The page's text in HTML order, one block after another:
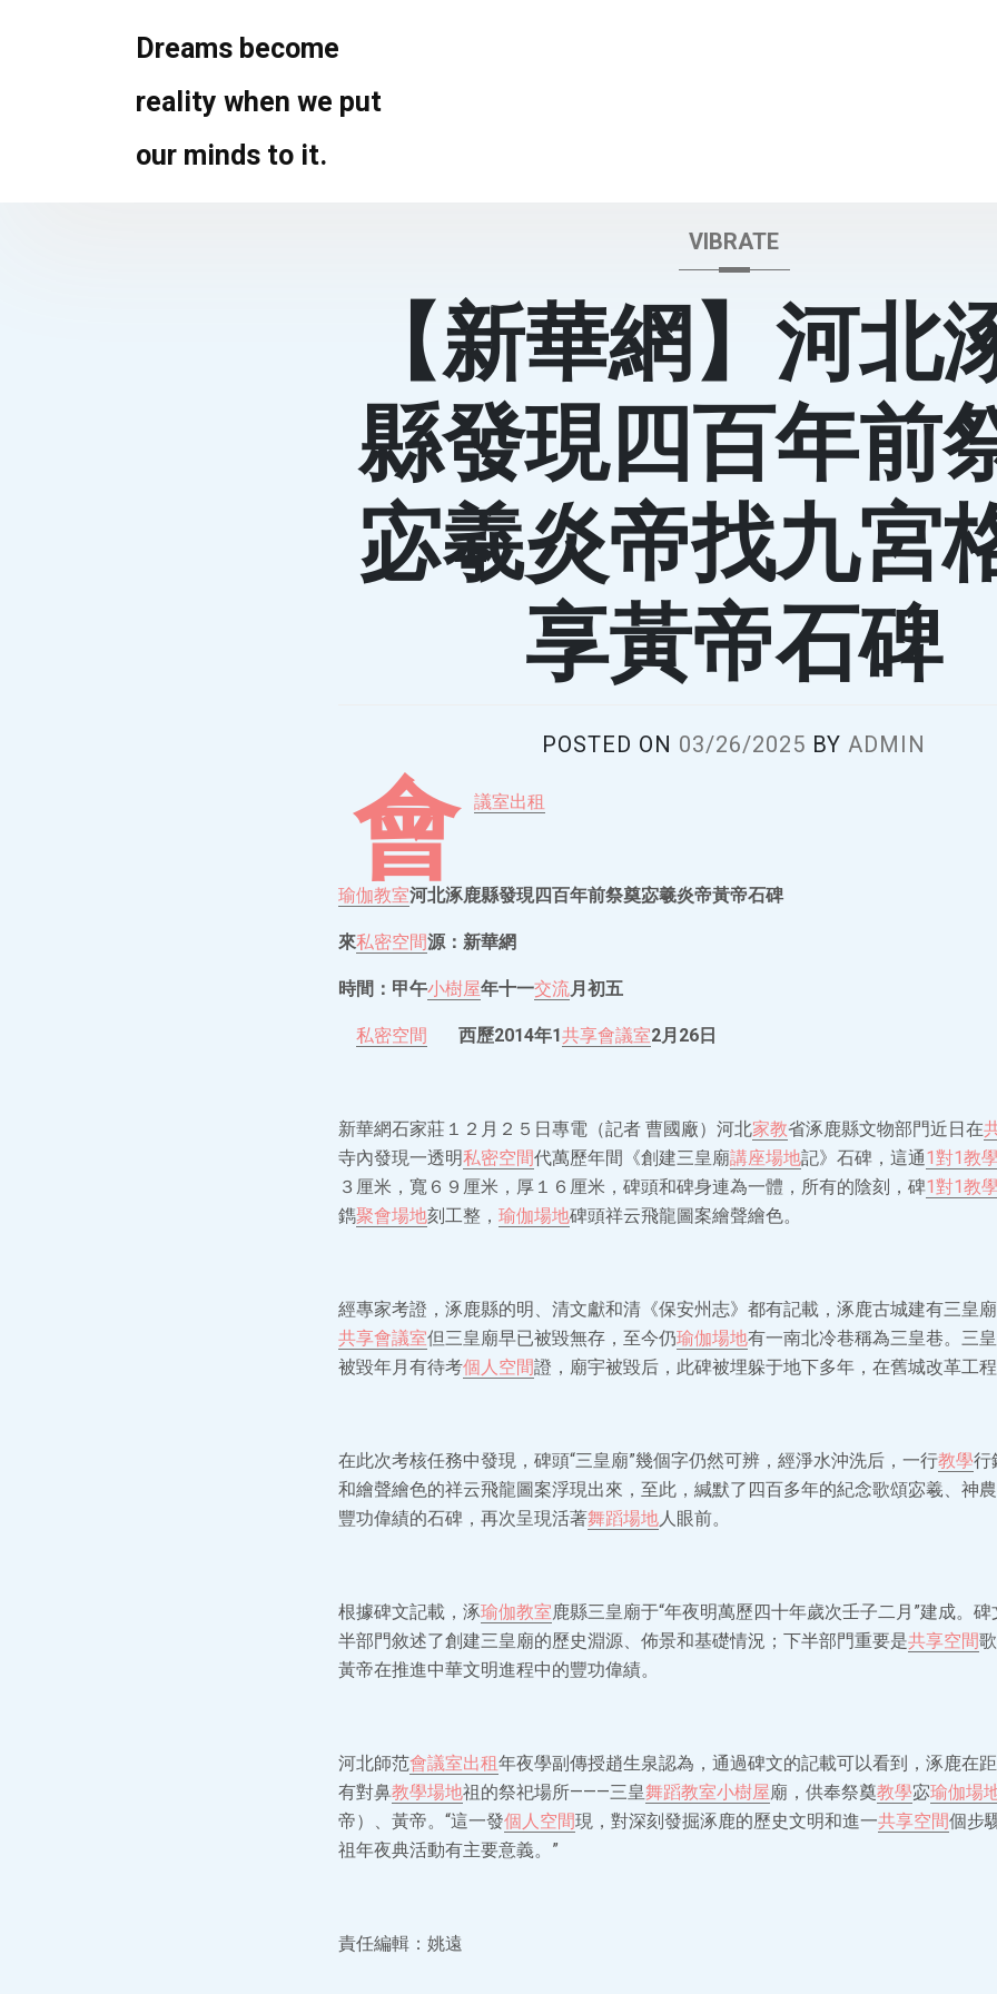
Dreams become
reality when we put
our minds to it.
VIBRATE
【新華網】河北
縣發現四百年前
宓羲炎帝找九宮
享黃帝石碑
POSTED ON 03/26/2025 BY ADMIN
會 議室出租
瑜伽教室河北涿鹿縣發現四百年前祭奠宓羲炎帝黃帝石碑
來私密空間源：新華網
時間：甲午小樹屋年十一交流月初五
私密空間 西歷2014年1共享會議室2月26日
新華網石家莊１２月２５日專電（記者 曹國廠）河北家教省涿鹿縣文物部門近日在
寺內發現一透明私密空間代萬歷年間《創建三皇廟講座場地記》石碑，這通1對1教
３厘米，寬６９厘米，厚１６厘米，碑頭和碑身連為一體，所有的陰刻，碑1對1教
鐫聚會場地刻工整， 瑜伽場地碑頭祥云飛龍圖案繪聲繪色。
經專家考證，涿鹿縣的明、清文獻和清《保安州志》都有記載，涿鹿古城建有三皇
共享會議室但三皇廟早已被毀無存，至今仍瑜伽場地有一南北冷巷稱為三皇巷。三
被毀年月有待考個人空間證，廟宇被毀后，此碑被埋躲于地下多年，在舊城改革工
在此次考核任務中發現，碑頭“三皇廟”幾個字仍然可辨，經淨水沖洗后，一行教學行
和繪聲繪色的祥云飛龍圖案浮現出來，至此，緘默了四百多年的紀念歌頌宓羲、神
豐功偉績的石碑，再次呈現活著舞蹈場地人眼前。
根據碑文記載，涿瑜伽教室鹿縣三皇廟于“年夜明萬歷四十年歲次壬子二月”建成。
半部門敘述了創建三皇廟的歷史淵源、佈景和基礎情況；下半部門重要是共享空間
黃帝在推進中華文明進程中的豐功偉績。
河北師范會議室出租年夜學副傳授趙生泉認為，通過碑文的記載可以看到，涿鹿在
有對鼻教學場地祖的祭祀場所———三皇舞蹈教室小樹屋廟，供奉祭奠教學宓瑜伽場
帝）、黃帝。“這一發個人空間現，對深刻發掘涿鹿的歷史文明和進一共享空間個步
祖年夜典活動有主要意義。”
責任編輯：姚遠